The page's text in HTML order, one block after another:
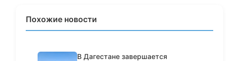
Похожие новости
В Дагестане завершается